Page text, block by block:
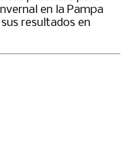
en la Pampa
resultados en